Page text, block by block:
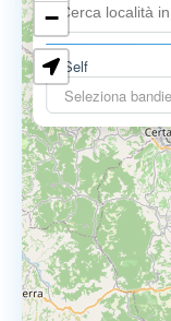
Self
Seleziona3
−